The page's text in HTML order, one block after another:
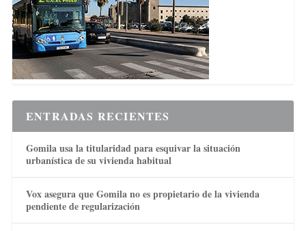
ENTRADAS RECIENTES
Gomila usa la titularidad para esquivar la situación
urbanística de su vivienda habitual
Vox asegura que Gomila no es propietario de la vivienda
pendiente de regularización